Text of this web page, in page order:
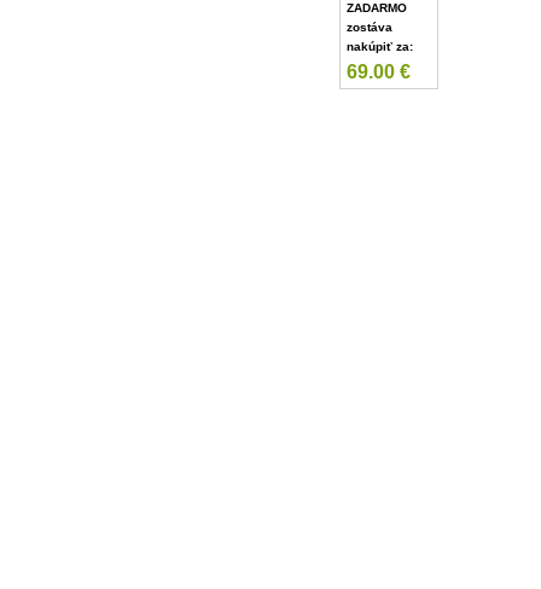
ZADARMO
zostáva
nakúpiť za:
69.00 €